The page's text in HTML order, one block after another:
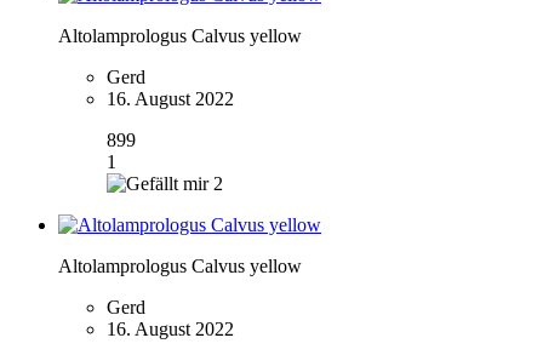
Altolamprologus Calvus yellow
Gerd
16. August 2022
899
1
2
Altolamprologus Calvus yellow
Gerd
16. August 2022